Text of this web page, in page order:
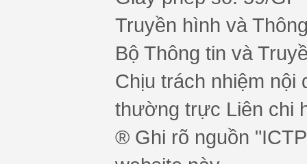
Truyền hình và
Bộ Thông tin và
Chịu trách nhiệm nội
thường trực Liên chi
® Ghi rõ nguồn